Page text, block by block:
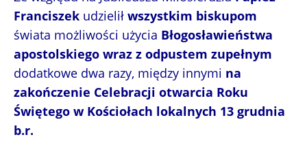
Franciszek udzielił wszystkim biskupom
świata możliwości użycia Błogosławieństwa
apostolskiego wraz z odpustem zupełnym
dodatkowe dwa razy, między innymi na
zakończenie Celebracji otwarcia Roku
Świętego w Kościołach lokalnych 13 grudnia
b.r.